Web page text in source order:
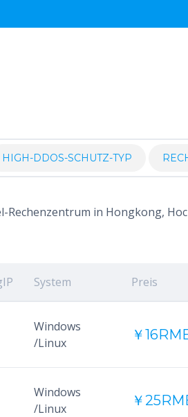
HIGH-DDOS-SCHUTZ-TYP
Rechenzentrum in Hongkong,
System Preis
Windows
/Linux
￥
Windows
/Linux
￥